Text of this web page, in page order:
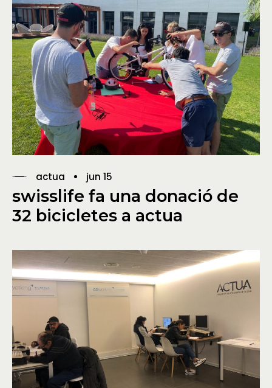
actua jun 15
swisslife fa una donació de
32 bicicletes a actua